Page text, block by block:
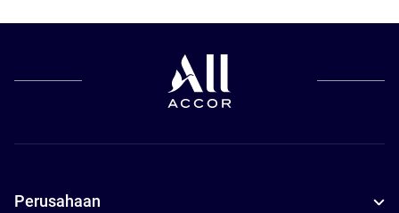
Perusahaan